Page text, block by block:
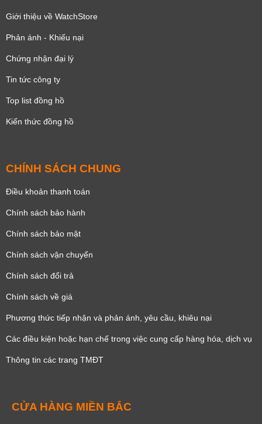
Giới thiệu về WatchStore
Phản ánh - Khiếu nại
Chứng nhận đại lý
Tin tức công ty
Top list đồng hồ
Kiến thức đồng hồ
CHÍNH SÁCH CHUNG
Điều khoản thanh toán
Chính sách bảo hành
Chính sách bảo mật
Chính sách vận chuyển
Chính sách đổi trả
Chính sách về giá
Phương thức tiếp nhận và phản ánh, yêu cầu, khiêu nại
Các điều kiện hoặc hạn chế trong việc cung cấp hàng hóa, dịch vụ
Thông tin các trang TMĐT
CỬA HÀNG MIỀN BẮC